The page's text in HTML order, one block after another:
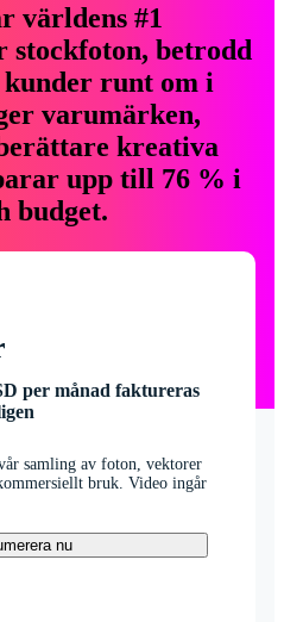
världens #1
stockfoton, betrodd
kunder runt om i
varumärken,
kreativa
upp till 76 % i
budget.
per månad faktureras
samling av foton, vektorer
bruk. Video ingår
nu